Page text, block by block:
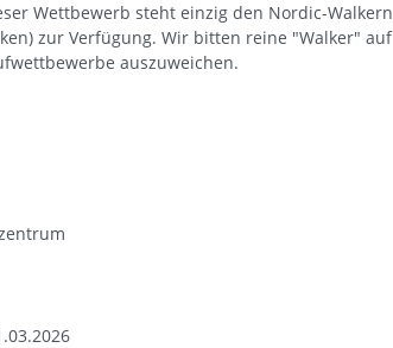
Wettbewerb steht einzig den Nordic-Walkern
zur Verfügung. Wir bitten reine "Walker" auf
auszuweichen.